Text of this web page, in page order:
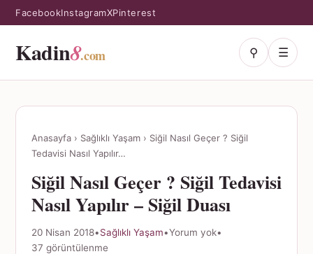
FacebookInstagramXPinterest
Kadin8.com ⚲ ☰
Anasayfa › Sağlıklı Yaşam › Siğil Nasıl Geçer ? Siğil
Tedavisi Nasıl Yapılır…
Siğil Nasıl Geçer ? Siğil Tedavisi
Nasıl Yapılır – Siğil Duası
20 Nisan 2018•Sağlıklı Yaşam•Yorum yok•
37 görüntülenme